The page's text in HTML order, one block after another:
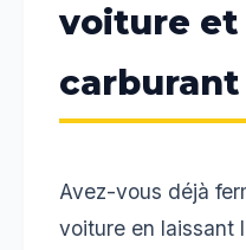
voiture et
carburant
Avez-vous déjà
voiture en laissant